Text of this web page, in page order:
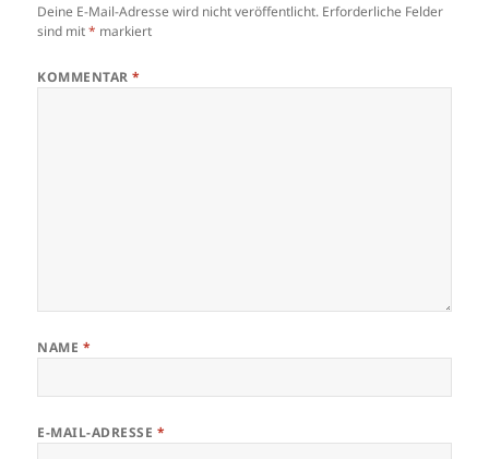
Deine E-Mail-Adresse wird nicht veröffentlicht. Erforderliche Felder
sind mit* markiert
KOMMENTAR*
NAME *
E-MAIL-ADRESSE *